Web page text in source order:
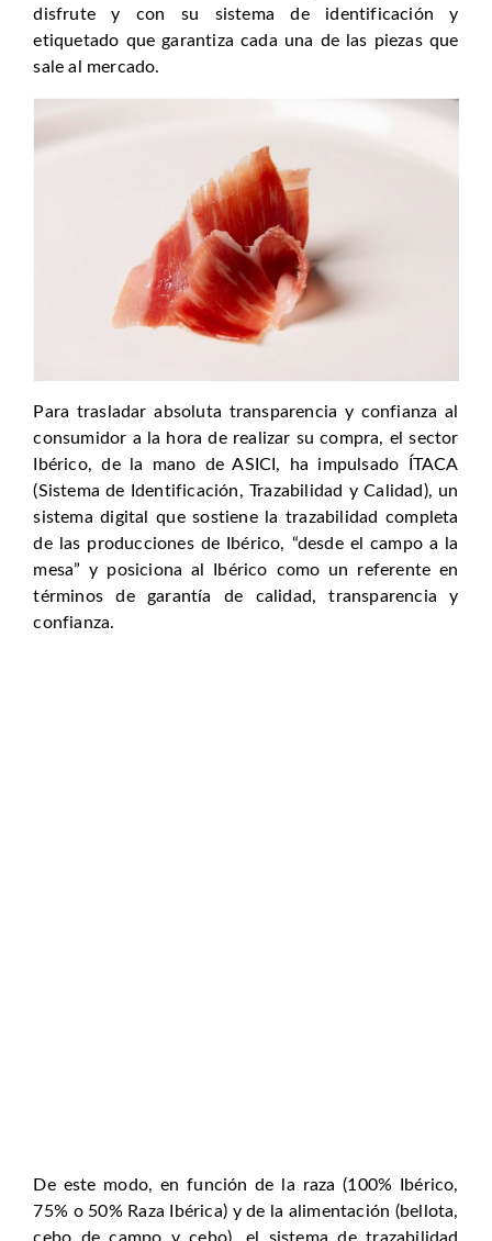
disfrute y con su sistema de identificación y
etiquetado que garantiza cada una de las piezas que
sale al mercado.
Para trasladar absoluta transparencia y confianza al
consumidor a la hora de realizar su compra, el sector
Ibérico, de la mano de ASICI, ha impulsado ÍTACA
(Sistema de Identificación, Trazabilidad y Calidad), un
sistema digital que sostiene la trazabilidad completa
de las producciones de Ibérico, “desde el campo a la
mesa” y posiciona al Ibérico como un referente en
términos de garantía de calidad, transparencia y
confianza.
De este modo, en función de la raza (100% Ibérico,
75% o 50% Raza Ibérica) y de la alimentación (bellota,